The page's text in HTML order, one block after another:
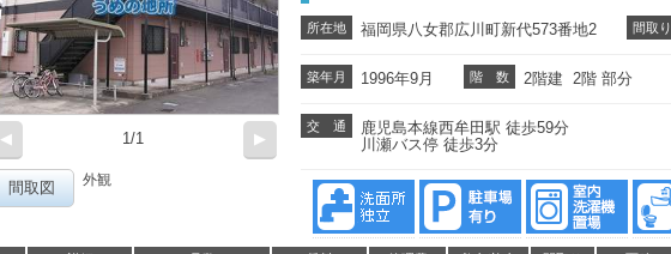
◀ 1/1 ▶
間取図 外観
所在地 福岡県八女郡広川町新代573番地2 間取り
築年月 1996年9月 階 数 2階建 2階 部分
交 通
鹿児島本線西牟田駅 徒歩59分
川瀬バス停 徒歩3分